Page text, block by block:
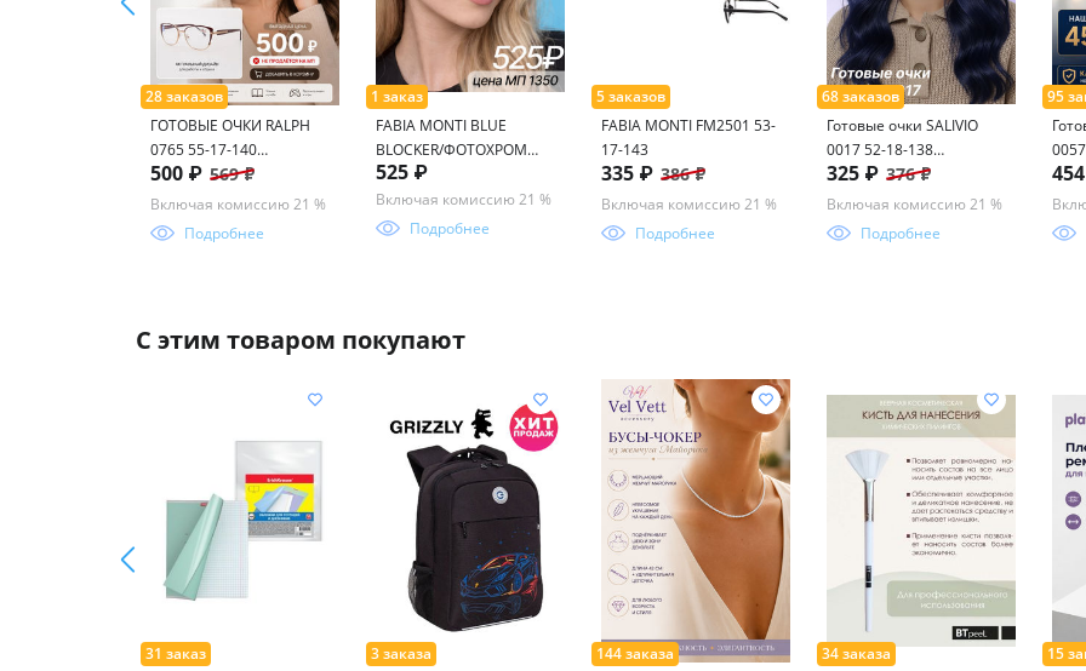
ГОТОВЫЕ ОЧКИ RALPH
0765 55-17-140
БЛЮБЛОКЕР
500 ₽ 569 ₽
Включая комиссию 21 %
Подробнее
FABIA MONTI BLUE
BLOCKER/ФОТОХРОМ
FM0518 C1 56-19-152
525 ₽
Включая комиссию 21 %
Подробнее
FABIA MONTI FM2501 53-
17-143
335 ₽ 386 ₽
Включая комиссию 21 %
Подробнее
Готовые очки SALIVIO
0017 52-18-138
(БЛЮБЛОКЕР)
325 ₽ 376 ₽
Включая комиссию 21 %
Подробнее
С этим товаром покупают